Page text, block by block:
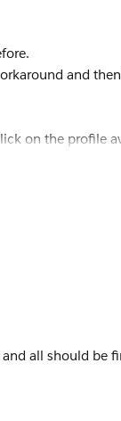
and
on the profile
and all should be